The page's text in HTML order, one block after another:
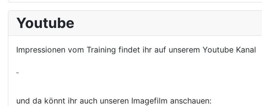
Youtube
Impressionen vom Training findet ihr auf unserem Youtube Kanal
und da könnt ihr auch unseren Imagefilm anschauen: